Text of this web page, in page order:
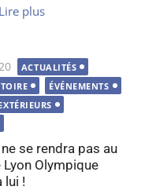
Lire plus
ACTUALITÉS
ÉVÉNEMENTS
ne se rendra pas au
Lyon Olympique
lui !